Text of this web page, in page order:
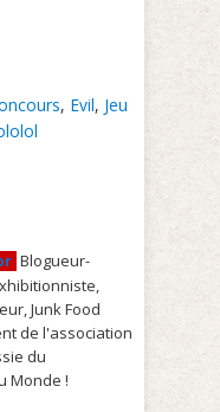
, Evil, Jeu
Blogueur-
Junk Food
de l'association
du
Monde !